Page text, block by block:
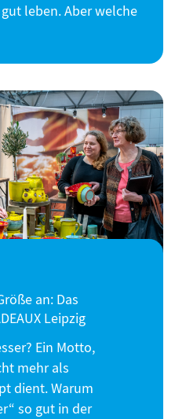
leben. Aber welche
an: Das
Leipzig
Ein Motto,
mehr als
dient. Warum
so gut in der